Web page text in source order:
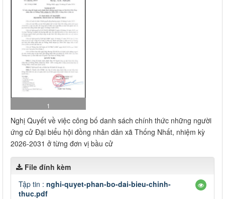
1
Nghị Quyết về việc công bố danh sách chính thức những người
ứng cử Đại biểu hội đồng nhân dân xã Thống Nhất, nhiệm kỳ
2026-2031 ở từng đơn vị bầu cử
File đính kèm
Tập tin : nghi-quyet-phan-bo-dai-bieu-chinh-
thuc.pdf